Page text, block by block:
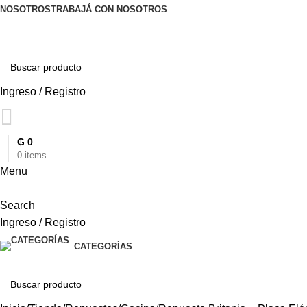
NOSOTROSTRABAJÁ CON NOSOTROS
Ingreso / Registro
0 items
₲ 0
Menu
Search
Ingreso / Registro
CATEGORÍAS